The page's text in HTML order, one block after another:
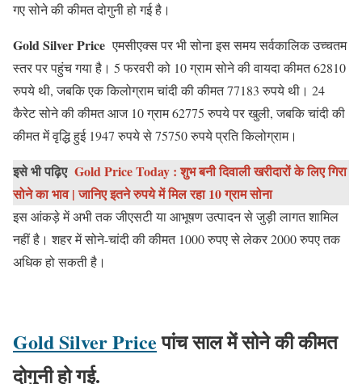
गए सोने की कीमत दोगुनी हो गई है।
Gold Silver Priceएमसीएक्स पर भी सोना इस समय सर्वकालिक उच्चतम
स्तर पर पहुंच गया है। 5 फरवरी को 10 ग्राम सोने की वायदा कीमत 62810
रुपये थी, जबकि एक किलोग्राम चांदी की कीमत 77183 रुपये थी। 24
कैरेट सोने की कीमत आज 10 ग्राम 62775 रुपये पर खुली, जबकि चांदी की
कीमत में वृद्धि हुई 1947 रुपये से 75750 रुपये प्रति किलोग्राम।
इसे भी पढ़िए Gold Price Today : शुभ बनी दिवाली खरीदारों के लिए गिरा
सोने का भाव | जानिए इतने रुपये में मिल रहा 10 ग्राम सोना
इस आंकड़े में अभी तक जीएसटी या आभूषण उत्पादन से जुड़ी लागत शामिल
नहीं है। शहर में सोने-चांदी की कीमत 1000 रुपए से लेकर 2000 रुपए तक
अधिक हो सकती है।
Gold Silver Price पांच साल में सोने की कीमत
दोगुनी हो गई.